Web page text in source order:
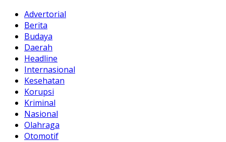
Advertorial
Berita
Budaya
Daerah
Headline
Internasional
Kesehatan
Korupsi
Kriminal
Nasional
Olahraga
Otomotif